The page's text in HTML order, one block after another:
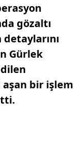
gözaltı
Gürlek
aşan bir işlem